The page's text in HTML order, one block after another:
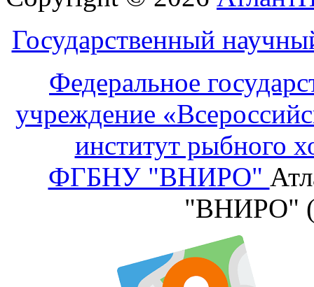
Государственный
Федеральное
учреждение
институт рыбного
ФГБНУ "ВНИРО"
"ВНИРО"